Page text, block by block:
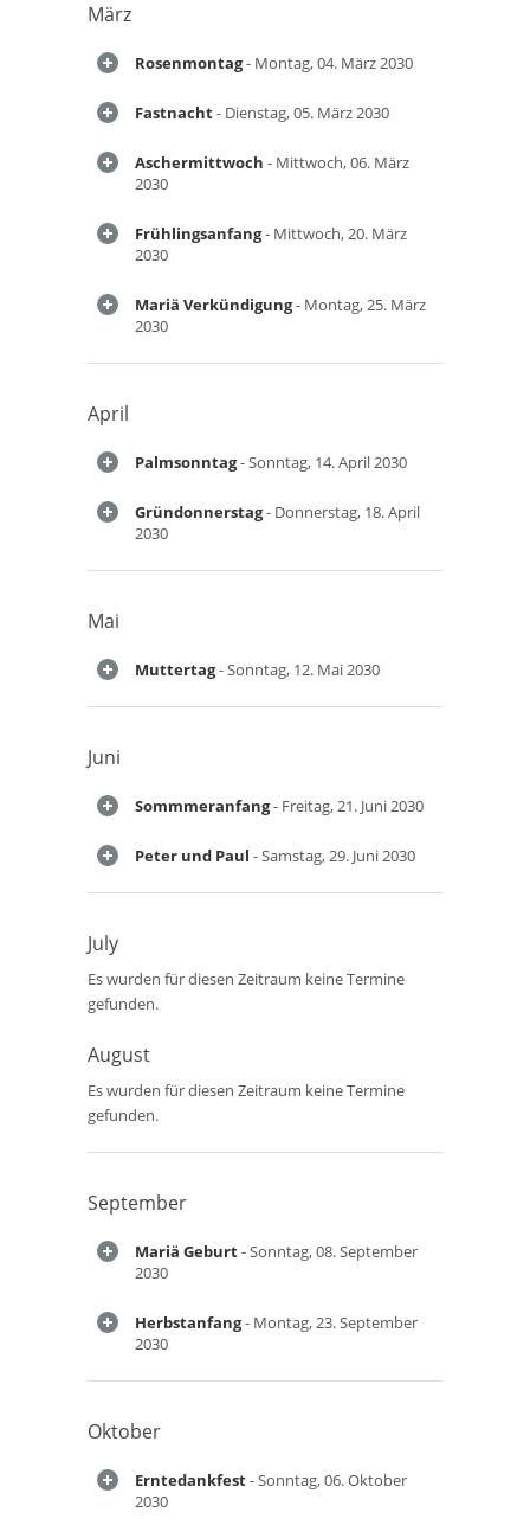
März
Rosenmontag- Montag, 04. März 2030
Fastnacht- Dienstag, 05. März 2030
Aschermittwoch - Mittwoch, 06. März
2030
Frühlingsanfang- Mittwoch, 20. März
2030
Mariä Verkündigung- Montag, 25. März
2030
April
Palmsonntag- Sonntag, 14. April 2030
Gründonnerstag- Donnerstag, 18. April
2030
Mai
Muttertag- Sonntag, 12. Mai 2030
Juni
Sommmeranfang- Freitag, 21. Juni 2030
Peter und Paul - Samstag, 29. Juni 2030
July
Es wurden für diesen Zeitraum keine Termine
gefunden.
August
Es wurden für diesen Zeitraum keine Termine
gefunden.
September
Mariä Geburt- Sonntag, 08. September
2030
Herbstanfang- Montag, 23. September
2030
Oktober
Erntedankfest- Sonntag, 06. Oktober
2030